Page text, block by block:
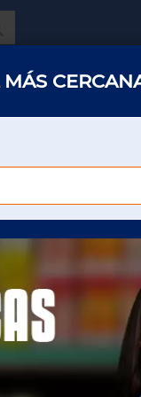
sera necesario que